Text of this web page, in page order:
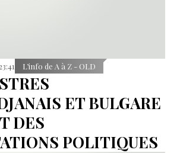
L’info de A à Z - OLD
ET BULGARE
DES
POLITIQUES